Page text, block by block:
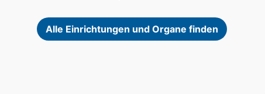
Alle Einrichtungen und Organe finden